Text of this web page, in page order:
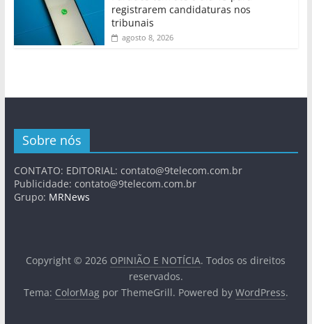
registrarem candidaturas nos
tribunais
agosto 8, 2026
Sobre nós
CONTATO: EDITORIAL: contato@9telecom.com.br
Publicidade: contato@9telecom.com.br
Grupo: MRNews
Copyright © 2026 OPINIÃO E NOTÍCIA. Todos os direitos
reservados.
Tema: ColorMagpor ThemeGrill. Powered by WordPress.